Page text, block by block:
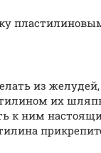
из
их
к ним